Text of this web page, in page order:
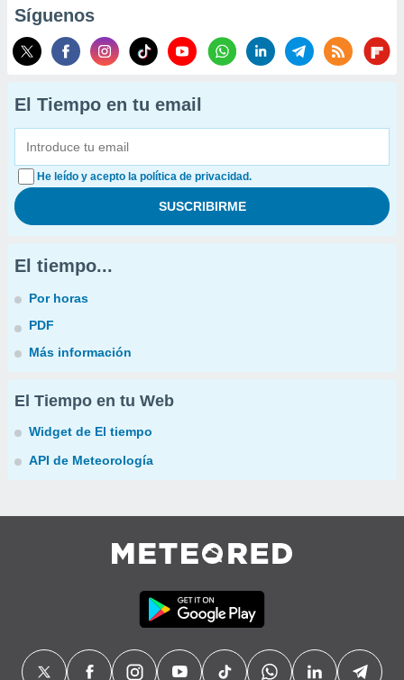
Síguenos
El Tiempo en tu email
He leído y acepto la política de privacidad.
El tiempo...
Por horas
PDF
Más información
El Tiempo en tu Web
Widget de El tiempo
API de Meteorología